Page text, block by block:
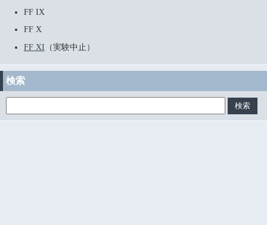
FF IX
FF X
FF XI （実験中止）
検索